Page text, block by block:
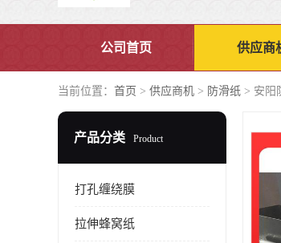
公司首页 供应商
当前位置： 首页 > 供应商机 > 防滑纸 > 安阳
产品分类 Product
打孔缠绕膜
拉伸蜂窝纸